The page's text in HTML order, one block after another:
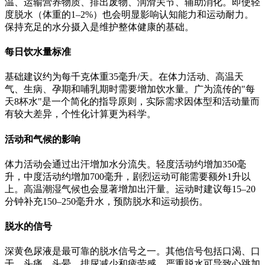
度脱水（体重的1–2%）也会明显影响认知能力和运动耐力。
保持充足的水分摄入是维护整体健康的基础。
每日饮水量标准
基础建议约为每千克体重35毫升/天。在体力活动、高温天
气、生病、孕期和哺乳期时需要增加饮水量。广为流传的"每
天8杯水"是一个简化的指导原则，实际需求因体型和活动量而
有较大差异，个性化计算更为科学。
活动和气候的影响
体力活动会通过出汗增加水分流失。轻度活动约增加350毫
升，中度活动约增加700毫升，剧烈运动可能需要额外1升以
上。高温潮湿气候也会显著增加出汗量。运动时建议每15–20
分钟补充150–250毫升水，预防脱水和运动损伤。
脱水的信号
深黄色尿液是最可靠的脱水信号之一。其他信号包括口渴、口